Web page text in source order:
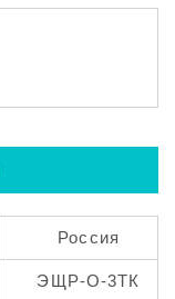
Россия
ЭЩР-О-3ТК